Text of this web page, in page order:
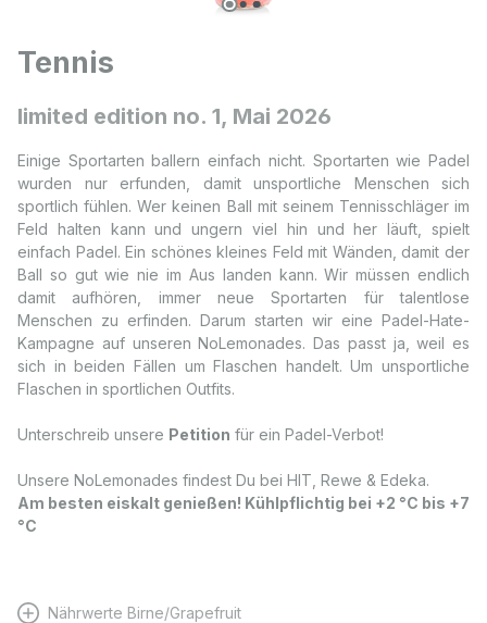
Tennis
limited edition no. 1, Mai 2026
Einige Sportarten ballern einfach nicht. Sportarten wie Padel
wurden nur erfunden, damit unsportliche Menschen sich
sportlich fühlen. Wer keinen Ball mit seinem Tennisschläger im
Feld halten kann und ungern viel hin und her läuft, spielt
einfach Padel. Ein schönes kleines Feld mit Wänden, damit der
Ball so gut wie nie im Aus landen kann. Wir müssen endlich
damit aufhören, immer neue Sportarten für talentlose
Menschen zu erfinden. Darum starten wir eine Padel-Hate-
Kampagne auf unseren NoLemonades. Das passt ja, weil es
sich in beiden Fällen um Flaschen handelt. Um unsportliche
Flaschen in sportlichen Outfits.
Unterschreib unsere Petition für ein Padel-Verbot!
Unsere NoLemonades findest Du bei HIT , Rewe & Edeka.
Am besten eiskalt genießen! Kühlpflichtig bei +2 °C bis +7
°C
Nährwerte Birne/Grapefruit